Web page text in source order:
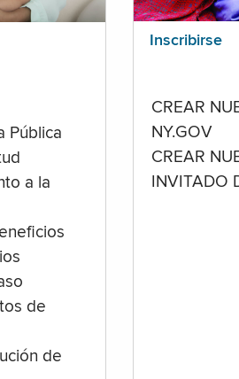
Pública
a la
de
de
Inscribirse
CREAR
NY.GOV
CREAR
INVITADO